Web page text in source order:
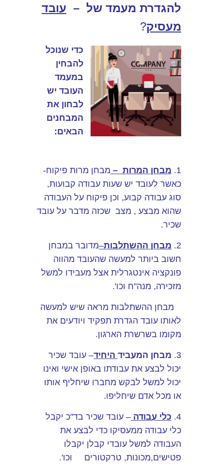
להגדרת מעמד של – עובד
מעסיק?
כדי שנוכל
להבחין
במעמד
העובד יש
לבחון את
המבחנים
הבאים:
1. מבחן המרות – מבחן מרות פיקוח-
כאשר לעובד יש שעות עבודה קבועות,
סוג עבודה קבוע, וכן פיקוח על העבודה
שהוא מבצע , מצב שכזה מדבר על עובד
שכיר.
2. מבחן ההשתלבות–מדובר במבחן
חשוב ביותר למעשה שהעובד מהווה
פונקציה אינטגרלית אצל מעבידו למשל
מזכירה, מנה"ח וכו'.
מבחן ההשתלבות מראה שיש למעשה
לאותו עובד הגדרת תפקיד ויודעים את
מקומו בשרשרת הארגון.
3. מבחן המעביד היחיד– עובד שכיר
יכול לבצע את עבודתו באופן אישי ואינו
יכול למשל לבקש מחברו שיחליף אותו
או מכל אדם שיחליפו.
4. כלי עבודה – עובד שכיר בד"כ יקבל
כלי עבודה ממעסיקו כדי לבצע את
העבודה למשל עובדי קבלן יקבלו
פטישים,מכונות, טרקטורים וכו'.